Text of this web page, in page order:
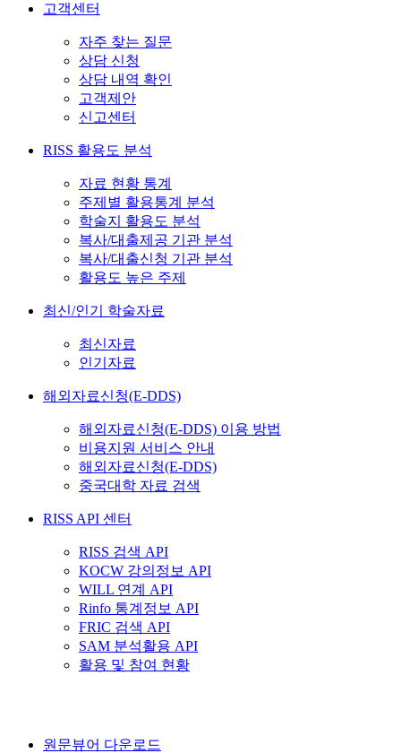
고객센터
자주 찾는 질문
상담 신청
상담 내역 확인
고객제안
신고센터
RISS 활용도 분석
자료 현황 통계
주제별 활용통계 분석
학술지 활용도 분석
복사/대출제공 기관 분석
복사/대출신청 기관 분석
활용도 높은 주제
최신/인기 학술자료
최신자료
인기자료
해외자료신청(E-DDS)
해외자료신청(E-DDS) 이용 방법
비용지원 서비스 안내
해외자료신청(E-DDS)
중국대학 자료 검색
RISS API 센터
RISS 검색 API
KOCW 강의정보 API
WILL 연계 API
Rinfo 통계정보 API
FRIC 검색 API
SAM 분석활용 API
활용 및 참여 현황
원문뷰어 다운로드